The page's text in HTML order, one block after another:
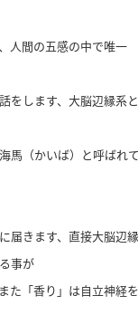
人間の五感の中で唯
をします、大脳辺縁系
馬（かいば）と呼ばれ
届きます、直接大脳辺
事が
た「香り」は自立神経